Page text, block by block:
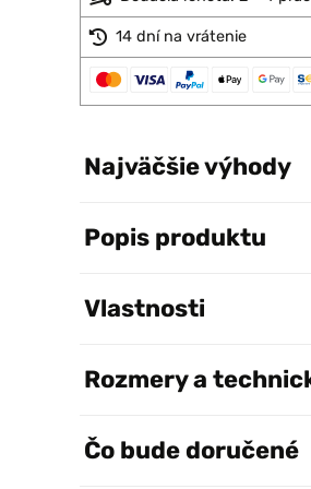
14 dní na vrátenie
Najväčšie výhody
Popis produktu
Vlastnosti
Rozmery a
Čo bude doručené